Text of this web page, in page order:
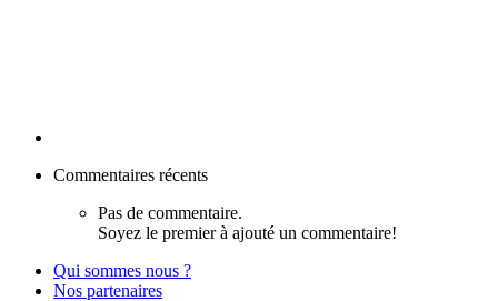
Commentaires récents
Pas de commentaire.
Soyez le premier à ajouté un commentaire!
Qui sommes nous ?
Nos partenaires